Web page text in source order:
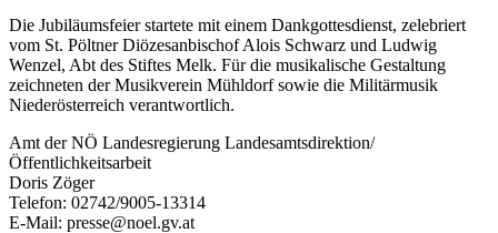
Die Jubiläumsfeier startete mit einem Dankgottesdienst, zelebriert
vom St. Pöltner Diözesanbischof Alois Schwarz und Ludwig
Wenzel, Abt des Stiftes Melk. Für die musikalische Gestaltung
zeichneten der Musikverein Mühldorf sowie die Militärmusik
Niederösterreich verantwortlich.
Amt der NÖ Landesregierung Landesamtsdirektion/
Öffentlichkeitsarbeit
Doris Zöger
Telefon: 02742/9005-13314
E-Mail: presse@noel.gv.at